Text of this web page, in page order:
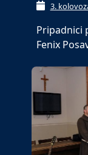
3.
Pripadnici
Fenix